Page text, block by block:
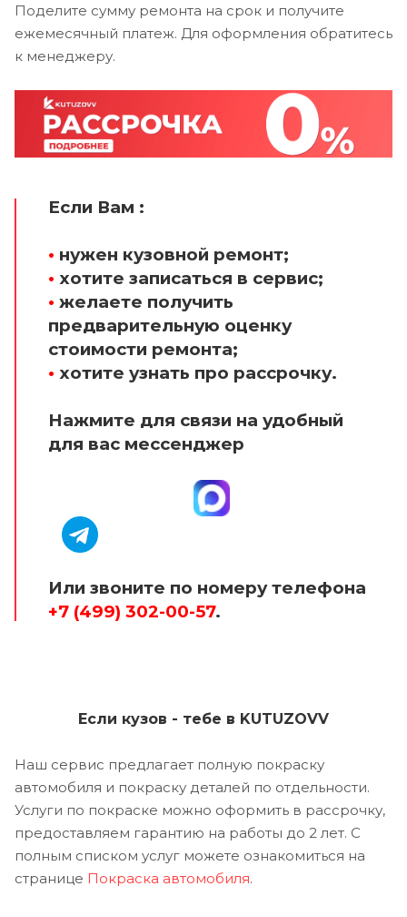
Поделите сумму ремонта на срок и получите
ежемесячный платеж. Для оформления обратитесь
к менеджеру.
Если Вам :
• нужен кузовной ремонт;
• хотите записаться в сервис;
• желаете получить
предварительную оценку
стоимости ремонта;
• хотите узнать про рассрочку.
Нажмите для связи на удобный
для вас мессенджер
Или звоните по номеру телефона
+7 (499) 302-00-57.
Если кузов - тебе в KUTUZOVV
Наш сервис предлагает полную покраску
автомобиля и покраску деталей по отдельности.
Услуги по покраске можно оформить в рассрочку,
предоставляем гарантию на работы до 2 лет. С
полным списком услуг можете ознакомиться на
странице Покраска автомобиля.